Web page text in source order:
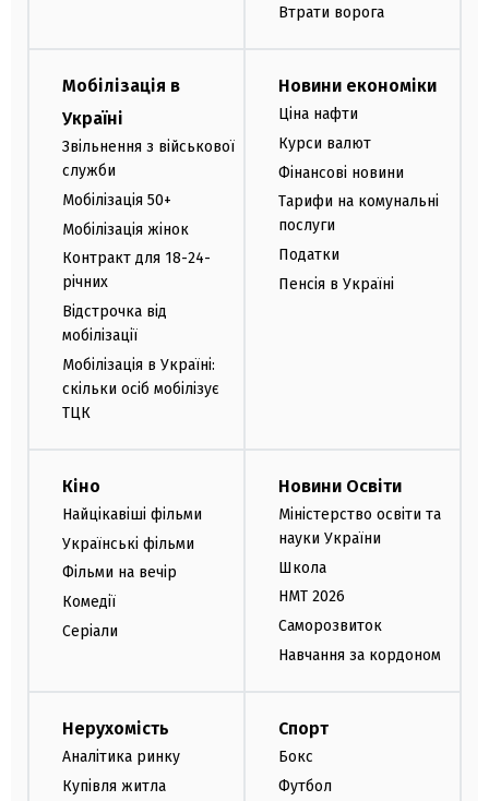
Втрати ворога
Мобілізація в
Україні
Звільнення з військової
служби
Мобілізація 50+
Мобілізація жінок
Контракт для 18-24-
річних
Відстрочка від
мобілізації
Мобілізація в Україні:
скільки осіб мобілізує
ТЦК
Новини економіки
Ціна нафти
Курси валют
Фінансові новини
Тарифи на комунальні
послуги
Податки
Пенсія в Україні
Кіно
Найцікавіші фільми
Українські фільми
Фільми на вечір
Комедії
Серіали
Новини Освіти
Міністерство освіти та
науки України
Школа
НМТ 2026
Саморозвиток
Навчання за кордоном
Нерухомість
Аналітика ринку
Купівля житла
Спорт
Бокс
Футбол